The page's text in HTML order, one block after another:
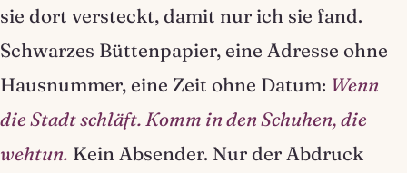
sie dort versteckt, damit nur ich sie fand.
Schwarzes Büttenpapier, eine Adresse ohne
Hausnummer, eine Zeit ohne Datum: Wenn
die Stadt schläft. Komm in den Schuhen, die
wehtun. Kein Absender. Nur der Abdruck